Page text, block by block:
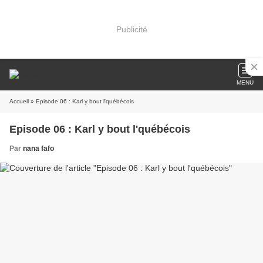
Publicité
MENU
Accueil » Episode 06 : Karl y bout l'québécois
Episode 06 : Karl y bout l'québécois
Par nana fafo